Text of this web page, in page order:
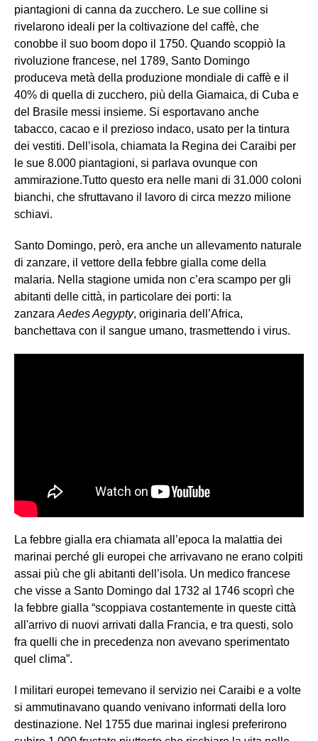
piantagioni di canna da zucchero. Le sue colline si
rivelarono ideali per la coltivazione del caffè, che
conobbe il suo boom dopo il 1750. Quando scoppiò la
rivoluzione francese, nel 1789, Santo Domingo
produceva metà della produzione mondiale di caffè e il
40% di quella di zucchero, più della Giamaica, di Cuba e
del Brasile messi insieme. Si esportavano anche
tabacco, cacao e il prezioso indaco, usato per la tintura
dei vestiti. Dell’isola, chiamata la Regina dei Caraibi per
le sue 8.000 piantagioni, si parlava ovunque con
ammirazione.Tutto questo era nelle mani di 31.000 coloni
bianchi, che sfruttavano il lavoro di circa mezzo milione
schiavi.
Santo Domingo, però, era anche un allevamento naturale
di zanzare, il vettore della febbre gialla come della
malaria. Nella stagione umida non c’era scampo per gli
abitanti delle città, in particolare dei porti: la
zanzara Aedes Aegypty, originaria dell’Africa,
banchettava con il sangue umano, trasmettendo i virus.
La febbre gialla era chiamata all’epoca la malattia dei
marinai perché gli europei che arrivavano ne erano colpiti
assai più che gli abitanti dell’isola. Un medico francese
che visse a Santo Domingo dal 1732 al 1746 scoprì che
la febbre gialla “scoppiava costantemente in queste città
all'arrivo di nuovi arrivati dalla Francia, e tra questi, solo
fra quelli che in precedenza non avevano sperimentato
quel clima”.
I militari europei temevano il servizio nei Caraibi e a volte
si ammutinavano quando venivano informati della loro
destinazione. Nel 1755 due marinai inglesi preferirono